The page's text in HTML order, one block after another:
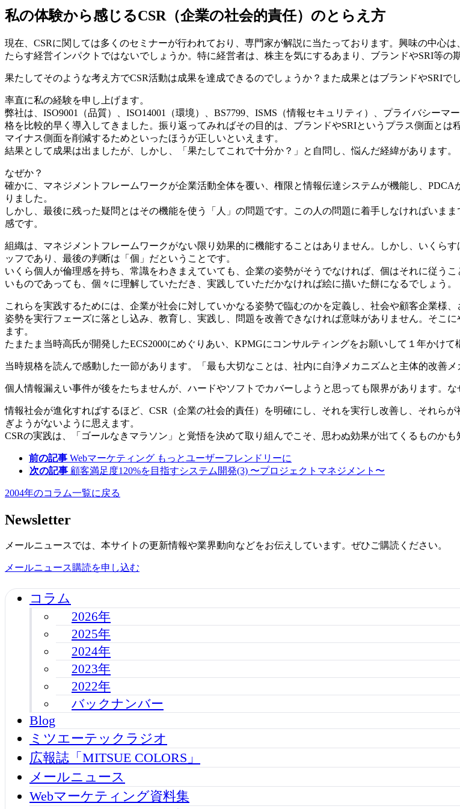
私の体験から感じるCSR（企業の社会的責任）のとらえ方
現在、CSRに関しては多くのセミナーが行われており、専門家が解説に当たっております。興味の中心
たらす経営インパクトではないでしょうか。特に経営者は、株主を気にするあまり、ブランドやSRI等の
果たしてそのような考え方でCSR活動は成果を達成できるのでしょうか？また成果とはブランドやSRIで
率直に私の経験を申し上げます。
弊社は、ISO9001（品質）、ISO14001（環境）、BS7799、ISMS（情報セキュリティ）、プライバシー
格を比較的早く導入してきました。振り返ってみればその目的は、ブランドやSRIというプラス側面と
マイナス側面を削減するためといったほうが正しいといえます。
結果として成果は出ましたが、しかし、「果たしてこれで十分か？」と自問し、悩んだ経緯があります。
なぜか？
確かに、マネジメントフレームワークが企業活動全体を覆い、権限と情報伝達システムが機能し、
りました。
しかし、最後に残った疑問とはその機能を使う「人」の問題です。この人の問題に着手しなければいま
感です。
組織は、マネジメントフレームワークがない限り効果的に機能することはありません。しかし、いくら
ッフであり、最後の判断は「個」だということです。
いくら個人が倫理感を持ち、常識をわきまえていても、企業の姿勢がそうでなければ、個はそれに従う
いものであっても、個々に理解していただき、実践していただかなければ絵に描いた餅になるでしょう。
これらを実践するためには、企業が社会に対していかなる姿勢で臨むのかを定義し、社会や顧客企業様
姿勢を実行フェーズに落とし込み、教育し、実践し、問題を改善できなければ意味がありません。そこ
ます。
たまたま当時高氏が開発したECS2000にめぐりあい、KPMGにコンサルティングをお願いして１年かけて
当時規格を読んで感動した一節があります。「最も大切なことは、社内に自浄メカニズムと主体的改善メ
個人情報漏えい事件が後をたちませんが、ハードやソフトでカバーしようと思っても限界があります。
情報社会が進化すればするほど、CSR（企業の社会的責任）を明確にし、それを実行し改善し、それら
ぎようがないように思えます。
CSRの実践は、「ゴールなきマラソン」と覚悟を決めて取り組んでこそ、思わぬ効果が出てくるものかも
前の記事 Webマーケティング もっとユーザーフレンドリーに
次の記事 顧客満足度120%を目指すシステム開発(3) 〜プロジェクトマネジメント〜
2004年のコラム一覧に戻る
Newsletter
メールニュースでは、本サイトの更新情報や業界動向などをお伝えしています。ぜひご購読ください。
メールニュース購読を申し込む
コラム
2026年
2025年
2024年
2023年
2022年
バックナンバー
Blog
ミツエーテックラジオ
広報誌「MITSUE COLORS」
メールニュース
Webマーケティング資料集